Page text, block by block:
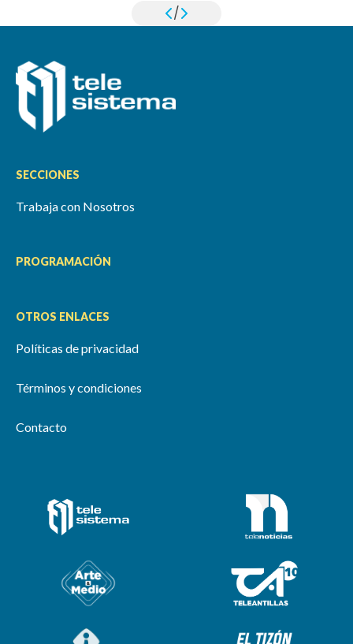
/
SECCIONES
Trabaja con Nosotros
PROGRAMACIÓN
OTROS ENLACES
Políticas de privacidad
Términos y condiciones
Contacto